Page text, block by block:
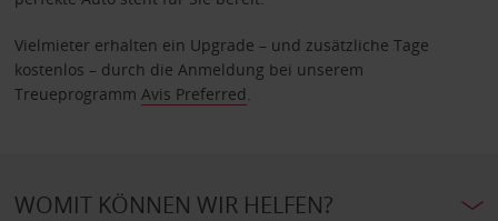
Vielmieter erhalten ein Upgrade – und zusätzliche Tage
kostenlos – durch die Anmeldung bei unserem
Treueprogramm Avis Preferred
WOMIT KÖNNEN WIR HELFEN?